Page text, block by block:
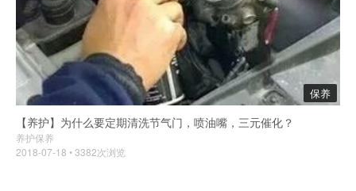
保养
【养护】为什么要定期清洗节气门，喷油嘴，三元催化？
养护保养
2018-07-18 • 3382次浏览